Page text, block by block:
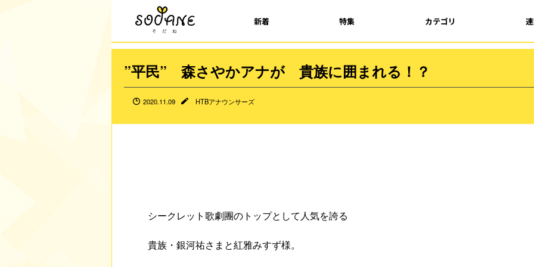
新着 特集 カテゴリ
”平民” 森さやかアナが 貴族に囲まれる！？
2020.11.09 HTBアナウンサーズ
シークレット歌劇團のトップとして人気を誇る
貴族・銀河祐さまと紅雅みすず様。